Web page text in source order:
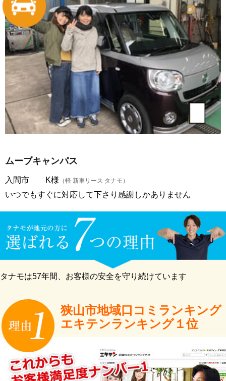
ムーブキャンパス
入間市 K様 （軽 新車リース タナモ）
いつでもすぐに対応して下さり感謝しかありません
タナモは57年間、お客様の安全を守り続けています
狭山市地域口コミランキング
エキテンランキング１位